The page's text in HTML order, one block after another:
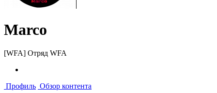
Marco
[WFA] Отряд WFA
Профиль Обзор контента